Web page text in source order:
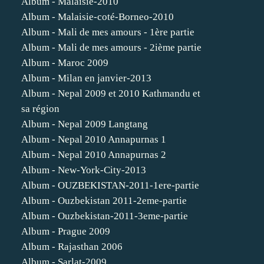
Album - Malaisie-coté-Borneo-2010
Album - Mali de mes amours - 1ère partie
Album - Mali de mes amours - 2ième partie
Album - Maroc 2009
Album - Milan en janvier-2013
Album - Nepal 2009 et 2010 Kathmandu et
sa région
Album - Nepal 2009 Langtang
Album - Nepal 2010 Annapurnas 1
Album - Nepal 2010 Annapurnas 2
Album - New-York-City-2013
Album - OUZBEKISTAN-2011-1ere-partie
Album - Ouzbekistan 2011-2eme-partie
Album - Ouzbekistan-2011-3eme-partie
Album - Prague 2009
Album - Rajasthan 2006